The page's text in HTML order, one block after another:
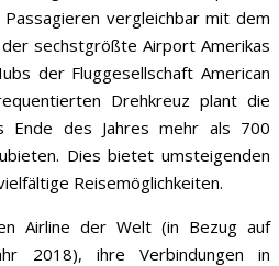
vergleichbar mit dem
sechstgrößte Airport Amerikas
der Fluggesellschaft American
Drehkreuz plant die
Ende des Jahres mehr als 700
Dies bietet umsteigenden
Reisemöglichkeiten.
Airline der Welt (in Bezug auf
2018), ihre Verbindungen in